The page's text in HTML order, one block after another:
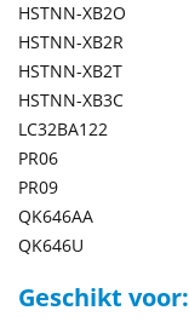
HSTNN-XB2O
HSTNN-XB2R
HSTNN-XB2T
HSTNN-XB3C
LC32BA122
PR06
PR09
QK646AA
QK646U
Geschikt voor: